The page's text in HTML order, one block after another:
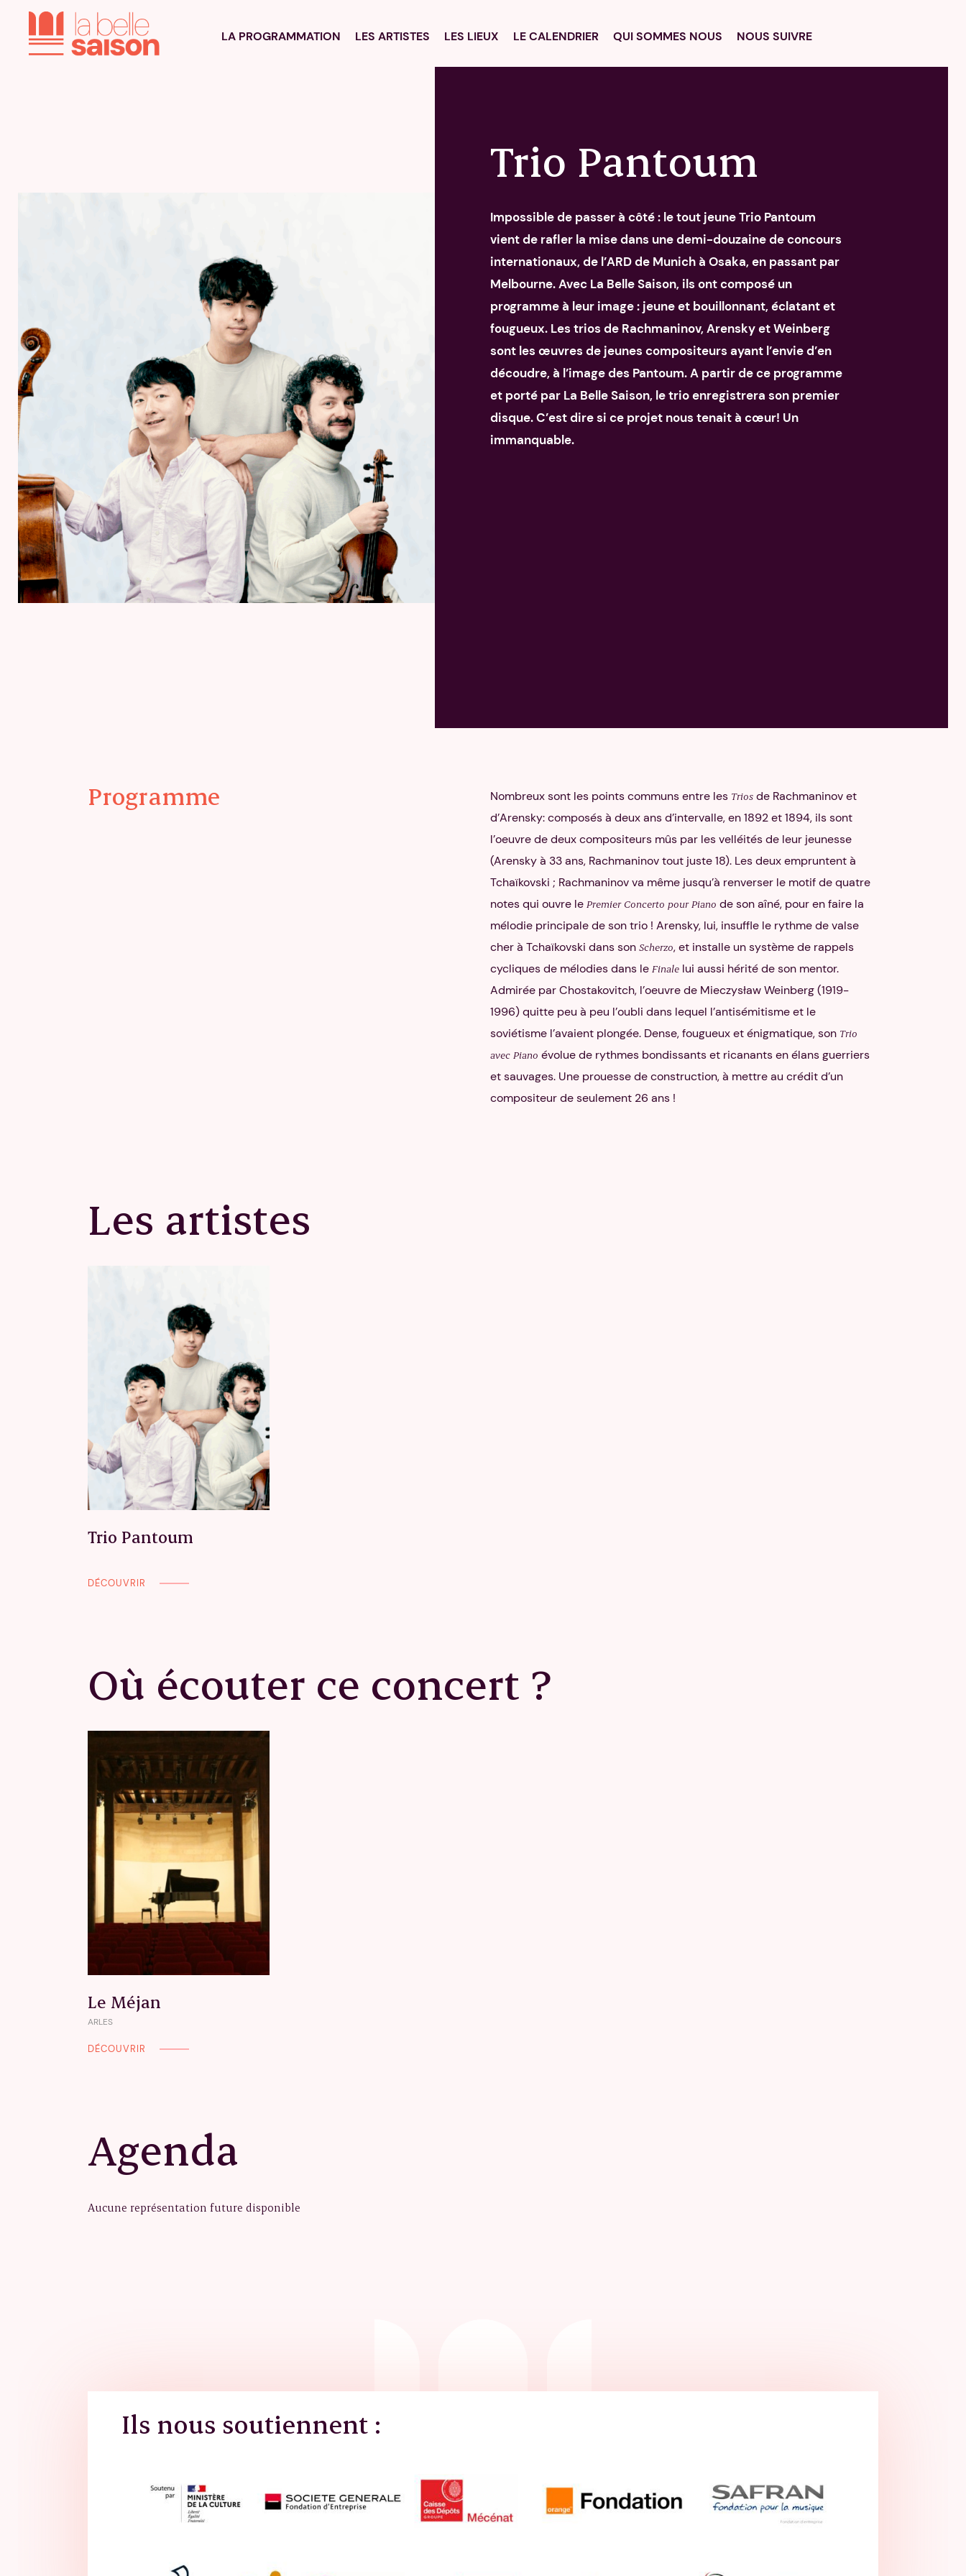
LA PROGRAMMATION LES ARTISTES LES LIEUX LE CALENDRIER QUI SOMMES NOUS NOUS SUIVRE
Qui sommes nousTrio Pantoum
Impossible de passer à côté : le tout jeune Trio Pantoum
vient de rafler la mise dans une demi-douzaine de concours
internationaux, de l’ARD de Munich à Osaka, en passant par
Melbourne. Avec La Belle Saison, ils ont composé un
programme à leur image : jeune et bouillonnant, éclatant et
fougueux. Les trios de Rachmaninov, Arensky et Weinberg
sont les œuvres de jeunes compositeurs ayant l’envie d’en
découdre, à l’image des Pantoum. A partir de ce programme
et porté par La Belle Saison, le trio enregistrera son premier
disque. C’est dire si ce projet nous tenait à cœur! Un
immanquable.
Programme Nombreux sont les points communs entre les Trios de Rachmaninov et
d’Arensky: composés à deux ans d’intervalle, en 1892 et 1894, ils sont
l’oeuvre de deux compositeurs mûs par les velléités de leur jeunesse
(Arensky à 33 ans, Rachmaninov tout juste 18). Les deux empruntent à
Tchaïkovski ; Rachmaninov va même jusqu’à renverser le motif de quatre
notes qui ouvre le Premier Concerto pour Piano de son aîné, pour en faire la
mélodie principale de son trio ! Arensky, lui, insuffle le rythme de valse
cher à Tchaïkovski dans son Scherzo, et installe un système de rappels
cycliques de mélodies dans le Finale lui aussi hérité de son mentor.
Admirée par Chostakovitch, l’oeuvre de Mieczysław Weinberg (1919-
1996) quitte peu à peu l’oubli dans lequel l’antisémitisme et le
soviétisme l’avaient plongée. Dense, fougueux et énigmatique, son Trio
avec Piano évolue de rythmes bondissants et ricanants en élans guerriers
et sauvages. Une prouesse de construction, à mettre au crédit d’un
compositeur de seulement 26 ans !
Les artistes
Trio Pantoum
DÉCOUVRIR
Où écouter ce concert ?
Le Méjan
ARLES
DÉCOUVRIR
Agenda
Aucune représentation future disponible
Ils nous soutiennent :